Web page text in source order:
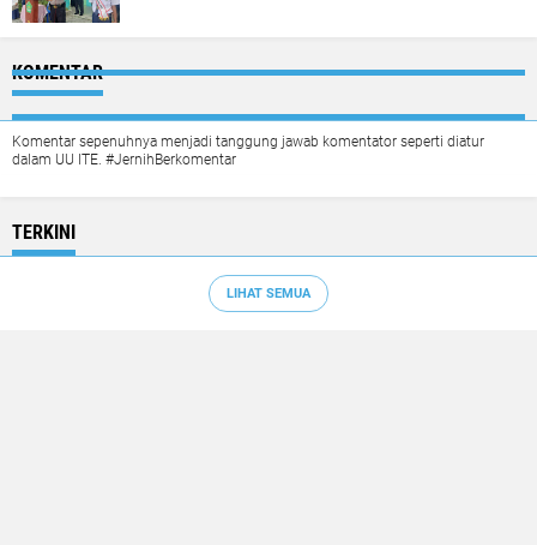
KOMENTAR
Komentar sepenuhnya menjadi tanggung jawab komentator seperti diatur
dalam UU ITE. #JernihBerkomentar
TERKINI
LIHAT SEMUA